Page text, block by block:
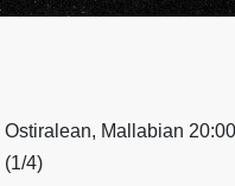
Ostiralean, Mallabian
(1/4)